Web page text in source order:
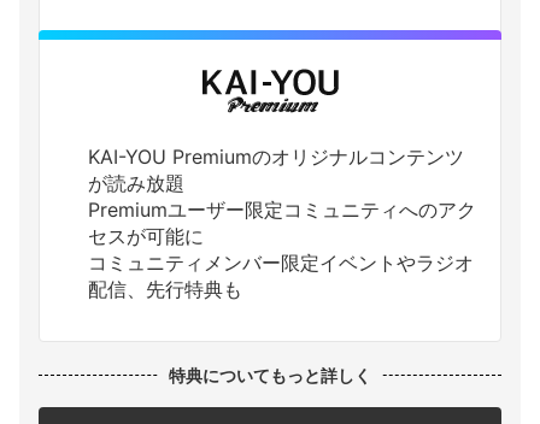
KAI-YOU Premiumのオリジナルコンテンツ
が読み放題
Premiumユーザー限定コミュニティへのアク
セスが可能に
コミュニティメンバー限定イベントやラジオ
配信、先行特典も
特典についてもっと詳しく